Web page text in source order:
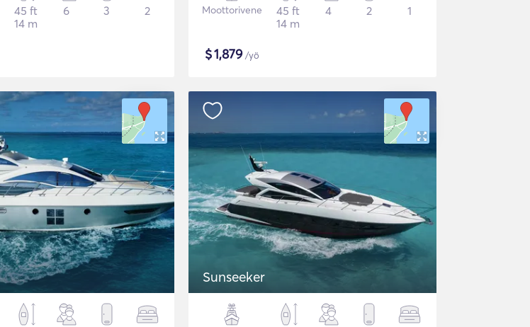
45 ft
14 m
6 3 2 Moottorivene
45 ft
14 m
4 2 1
$1,879/yö
Sunseeker